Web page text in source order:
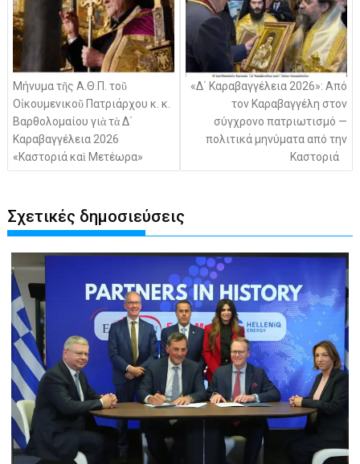
Μήνυμα τῆς Α.Θ.Π. τοῦ
Οἰκουμενικοῦ Πατριάρχου κ. κ.
Βαρθολομαίου γιὰ τὰ Δ΄
Καραβαγγέλεια 2026
«Καστοριά καὶ Μετέωρα»
«Δ΄ Καραβαγγέλεια 2026»: Από
τον Καραβαγγέλη στον
σύγχρονο πατριωτισμό —
πολιτικά μηνύματα από την
Καστοριά
Σχετικές δημοσιεύσεις